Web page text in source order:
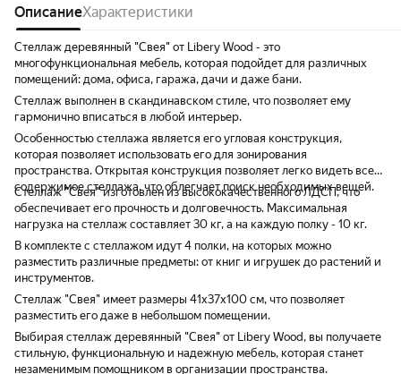
ОписаниеХарактеристики
Стеллаж деревянный "Свея" от Libery Wood - это
многофункциональная мебель, которая подойдет для различных
помещений: дома, офиса, гаража, дачи и даже бани.
Стеллаж выполнен в скандинавском стиле, что позволяет ему
гармонично вписаться в любой интерьер.
Особенностью стеллажа является его угловая конструкция,
которая позволяет использовать его для зонирования
пространства. Открытая конструкция позволяет легко видеть все
содержимое стеллажа, что облегчает поиск необходимых вещей.
Стеллаж "Свея" изготовлен из высококачественного ЛДСП, что
обеспечивает его прочность и долговечность. Максимальная
нагрузка на стеллаж составляет 30 кг, а на каждую полку - 10 кг.
В комплекте с стеллажом идут 4 полки, на которых можно
разместить различные предметы: от книг и игрушек до растений и
инструментов.
Стеллаж "Свея" имеет размеры 41х37х100 см, что позволяет
разместить его даже в небольшом помещении.
Выбирая стеллаж деревянный "Свея" от Libery Wood, вы получаете
стильную, функциональную и надежную мебель, которая станет
незаменимым помощником в организации пространства.